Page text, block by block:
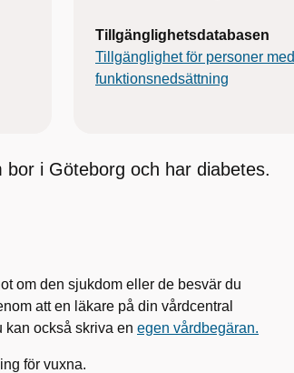
Tillgänglighetsdatabasen
Tillgänglighet för personer med
funktionsnedsättning
i Göteborg och har diabetes.
om den sjukdom eller de besvär du
att en läkare på din vårdcentral
kan också skriva en egen vårdbegäran.
för vuxna.